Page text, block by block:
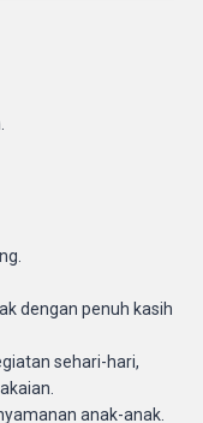
dengan penuh kasih
sehari-hari,
anak-anak.